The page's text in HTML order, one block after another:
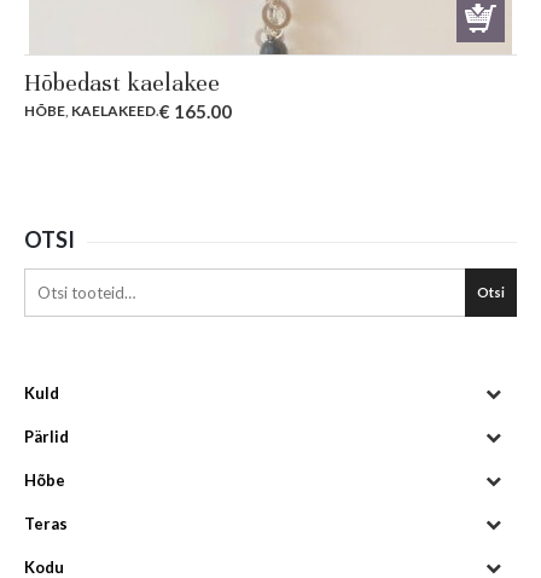
Hõbedast kaelakee
HÕBE, KAELAKEED.€ 165.00
OTSI
Otsi
Kuld
Pärlid
Hõbe
Teras
Kodu